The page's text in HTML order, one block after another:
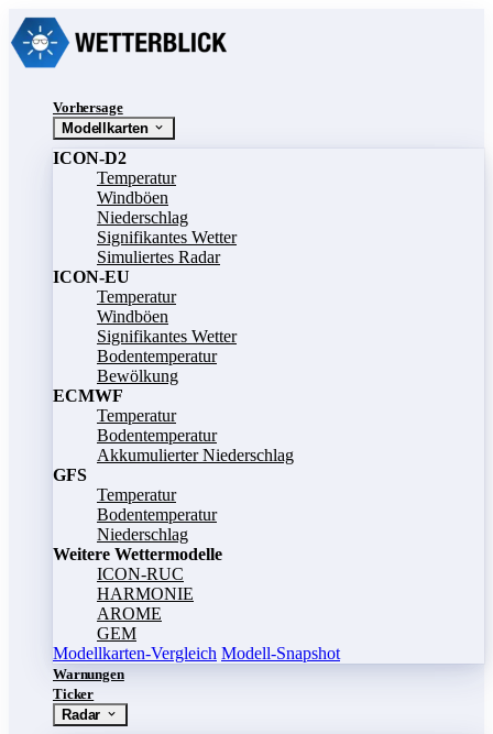
Vorhersage
Modellkarten
ICON-D2
Temperatur
Windböen
Niederschlag
Signifikantes Wetter
Simuliertes Radar
ICON-EU
Temperatur
Windböen
Signifikantes Wetter
Bodentemperatur
Bewölkung
ECMWF
Temperatur
Bodentemperatur
Akkumulierter Niederschlag
GFS
Temperatur
Bodentemperatur
Niederschlag
Weitere Wettermodelle
ICON-RUC
HARMONIE
AROME
GEM
Modellkarten-Vergleich Modell-Snapshot
Warnungen
Ticker
Radar